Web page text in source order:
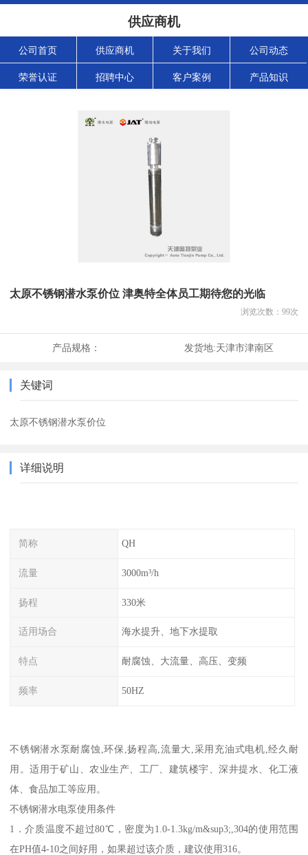
供应商机
公司首页 供应商机 关于我们 公司动态
荣誉认证 招聘中心 客户案例 产品知识
太原不锈钢潜水泵价位 津奥特全体员工期待您的光临
浏览次数： 99次
产品规格： 发货地:天津市津南区
关键词
太原不锈钢潜水泵价位
详细说明
简称 QH
流量 3000m³/h
扬程 330米
适用场合 海水提升、地下水提取
特点 耐腐蚀、大流量、高压、变频
频率 50HZ
不锈钢潜水泵耐腐蚀,环保,扬程高,流量大,采用充油式电机,经久耐
用。适用于矿山、农业生产、工厂、建筑楼宇、深井提水、化工液
体、食品加工等应用。
不锈钢潜水电泵使用条件
1．介质温度不超过80℃，密度为1.0-1.3kg/m&sup3;,304的使用范围
在PH值4-10之间好用，如果超过该介质，建议使用316。